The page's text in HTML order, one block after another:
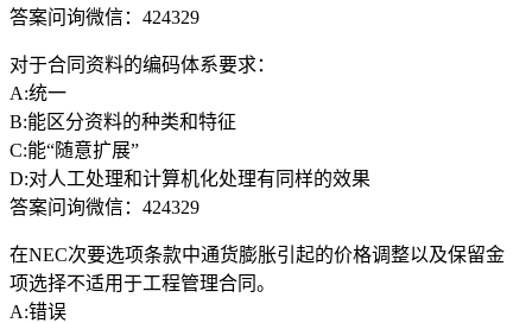
答案问询微信：424329
对于合同资料的编码体系要求：
A:统一
B:能区分资料的种类和特征
C:能“随意扩展”
D:对人工处理和计算机化处理有同样的效果
答案问询微信：424329
在NEC次要选项条款中通货膨胀引起的价格调整以及保留金
项选择不适用于工程管理合同。
A:错误